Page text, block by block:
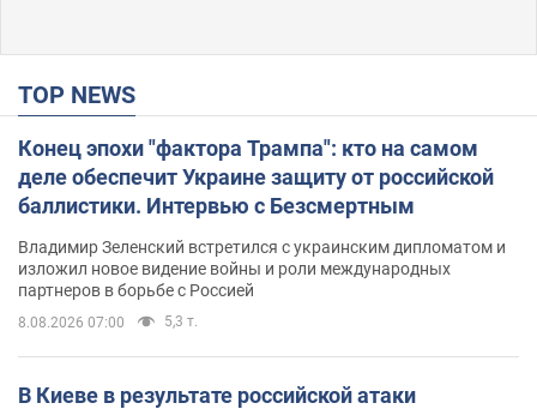
TOP NEWS
Конец эпохи "фактора Трампа": кто на самом
деле обеспечит Украине защиту от российской
баллистики. Интервью с Безсмертным
Владимир Зеленский встретился с украинским дипломатом и
изложил новое видение войны и роли международных
партнеров в борьбе с Россией
8.08.2026 07:00 5,3 т.
В Киеве в результате российской атаки